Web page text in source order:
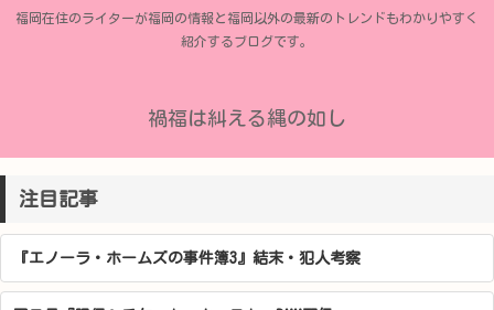
福岡在住のライターが福岡の情報と福岡以外の最新のトレンドもわかりやすく
紹介するブログです。
禍福は糾える縄の如し
注目記事
『エノーラ・ホームズの事件簿3』結末・犯人考察